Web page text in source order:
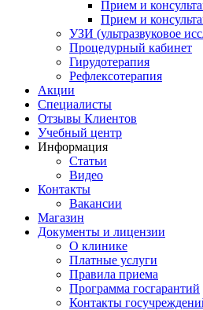
Прием и
Прием и
УЗИ (ультразвуковое
Процедурный кабинет
Гирудотерапия
Рефлексотерапия
Акции
Специалисты
Отзывы Клиентов
Учебный центр
Информация
Статьи
Видео
Контакты
Вакансии
Магазин
Документы и лицензии
О клинике
Платные услуги
Правила приема
Программа госгарантий
Контакты